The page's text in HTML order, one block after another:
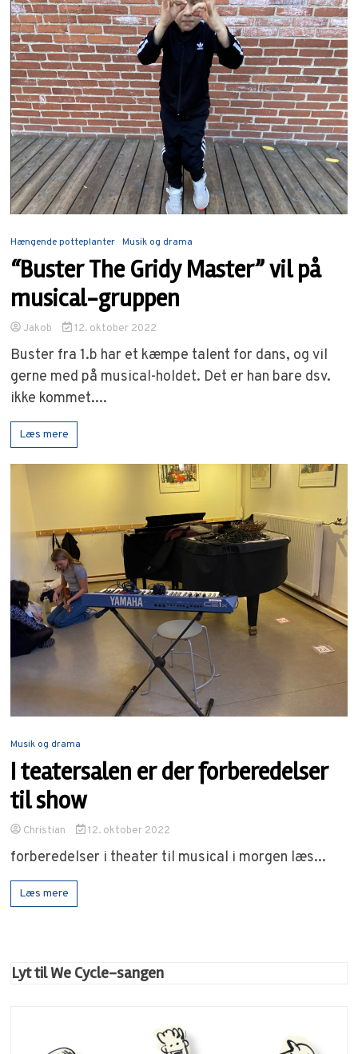
Hængende potteplanter Musik og drama
“Buster The Gridy Master” vil på
musical-gruppen
Jakob 12. oktober 2022
Buster fra 1.b har et kæmpe talent for dans, og vil
gerne med på musical-holdet. Det er han bare dsv.
ikke kommet....
Læs mere
Musik og drama
I teatersalen er der forberedelser
til show
Christian 12. oktober 2022
forberedelser i theater til musical i morgen læs...
Læs mere
Lyt til We Cycle-sangen